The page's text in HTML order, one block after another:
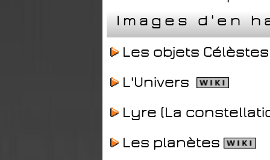
Images d'en
Les objets
L'Univers
Lyre (La
Les planètes